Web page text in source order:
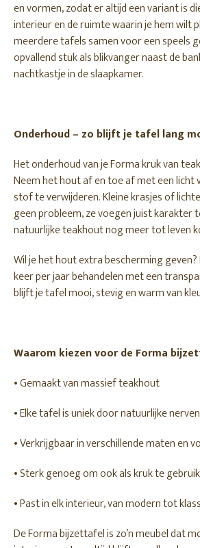
en vormen, zodat er altijd een variant is
interieur en de ruimte waarin je hem wilt
meerdere tafels samen voor een speels
opvallend stuk als blikvanger naast de
nachtkastje in de slaapkamer.
Onderhoud – zo blijft je tafel lang
Het onderhoud van je Forma kruk van
Neem het hout af en toe af met een licht
stof te verwijderen. Kleine krasjes of
geen probleem, ze voegen juist karakter
natuurlijke teakhout nog meer tot leven
Wil je het hout extra bescherming geven?
keer per jaar behandelen met een
blijft je tafel mooi, stevig en warm van
Waarom kiezen voor de Forma
• Gemaakt van massief teakhout
• Elke tafel is uniek door natuurlijke
• Verkrijgbaar in verschillende maten en
• Sterk genoeg om ook als kruk te
• Past in elk interieur, van modern tot
De Forma bijzettafel is zo’n meubel dat